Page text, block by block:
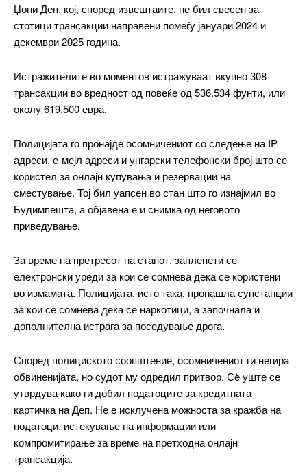
━ pricing plans
Free
бесплатно / forever
Included for free:
Etiam est nibh, lobortis sit
Praesent euismod ac
Џони Деп, кој, според извештаите, не бил свесен за
стотици трансакции направени помеѓу јануари 2024 и
декември 2025 година.
Истражителите во моментов истражуваат вкупно 308
трансакции во вредност од повеќе од 536.534 фунти, или
околу 619.500 евра.
Полицијата го пронајде осомничениот со следење на IP
адреси, е-мејл адреси и унгарски телефонски број што се
користел за онлајн купувања и резервации на
сместување. Тој бил уапсен во стан што го изнајмил во
Будимпешта, а објавена е и снимка од неговото
приведување.
За време на претресот на станот, запленети се
електронски уреди за кои се сомнева дека се користени
во измамата. Полицијата, исто така, пронашла супстанции
за кои се сомнева дека се наркотици, а започнала и
дополнителна истрага за поседување дрога.
Според полициското соопштение, осомничениот ги негира
обвиненијата, но судот му одредил притвор. Сè уште се
утврдува како ги добил податоците за кредитната
картичка на Деп. Не е исклучена можноста за кражба на
податоци, истекување на информации или
компромитирање за време на претходна онлајн
трансакција.